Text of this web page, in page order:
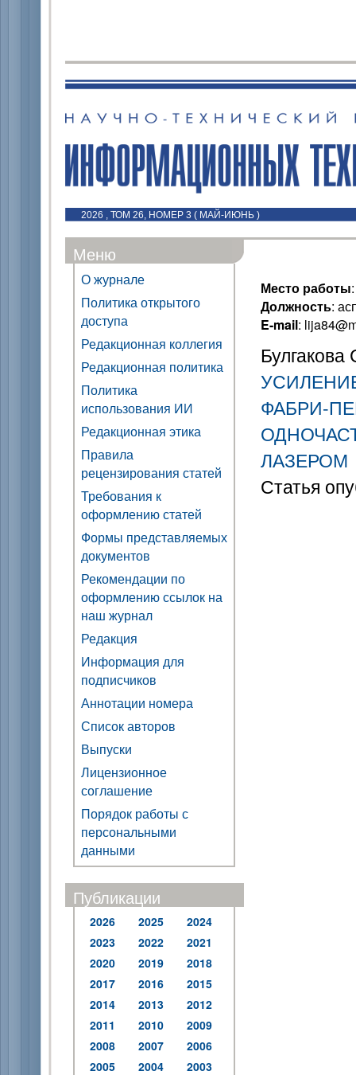
2026 , ТОМ 26, НОМЕР 3 ( МАЙ-ИЮНЬ )
Меню
О журнале
Политика открытого
доступа
Редакционная коллегия
Редакционная политика
Политика
использования ИИ
Редакционная этика
Правила
рецензирования статей
Требования к
оформлению статей
Формы представляемых
документов
Рекомендации по
оформлению ссылок на
наш журнал
Редакция
Информация для
подписчиков
Аннотации номера
Список авторов
Выпуски
Лицензионное
соглашение
Порядок работы с
персональными
данными
Публикации
2026 2025
2024
2023
2022
2021
2020
2019
2018
2017
2016
2015
2014
2013
2012
2011
2010
2009
2008
2007
2006
2005
2004
2003
Место работы
Должность:
E-mail:
ФАБРИ-
ЛАЗЕРОМ
Статья